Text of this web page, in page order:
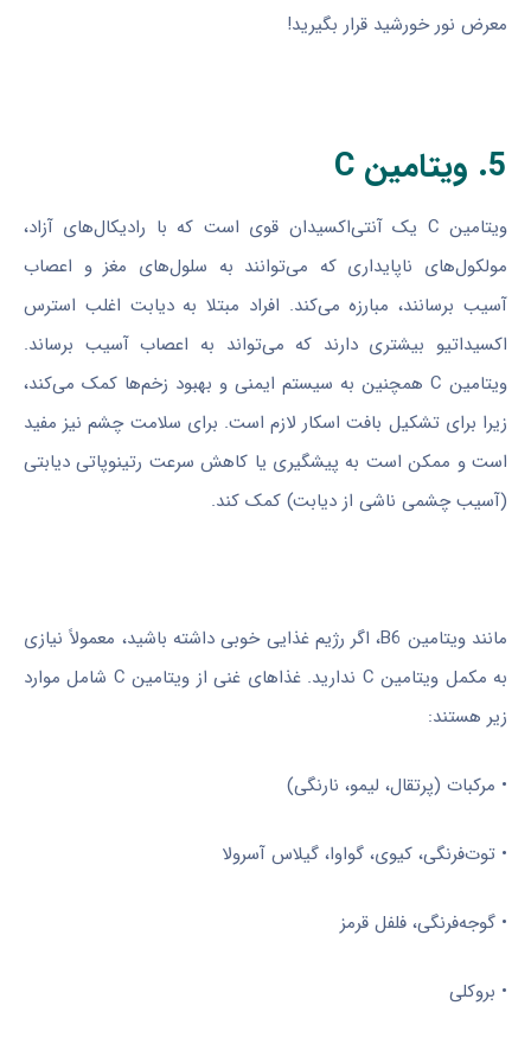
معرض نور خورشید قرار بگیرید!
5. ویتامین C
ویتامین C یک آنتی‌اکسیدان قوی است که با رادیکال‌های آزاد،
مولکول‌های ناپایداری که می‌توانند به سلول‌های مغز و اعصاب
آسیب برسانند، مبارزه می‌کند. افراد مبتلا به دیابت اغلب استرس
اکسیداتیو بیشتری دارند که می‌تواند به اعصاب آسیب برساند.
ویتامین C همچنین به سیستم ایمنی و بهبود زخم‌ها کمک می‌کند،
زیرا برای تشکیل بافت اسکار لازم است. برای سلامت چشم نیز مفید
است و ممکن است به پیشگیری یا کاهش سرعت رتینوپاتی دیابتی
(آسیب چشمی ناشی از دیابت) کمک کند.
مانند ویتامین B6، اگر رژیم غذایی خوبی داشته باشید، معمولاً نیازی
به مکمل ویتامین C ندارید. غذاهای غنی از ویتامین C شامل موارد
زیر هستند:
• مرکبات (پرتقال، لیمو، نارنگی)
• توت‌فرنگی، کیوی، گواوا، گیلاس آسرولا
• گوجه‌فرنگی، فلفل قرمز
• بروکلی